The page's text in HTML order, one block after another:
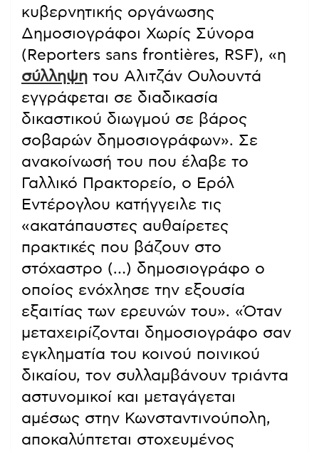
κυβερνητικής οργάνωσης
Δημοσιογράφοι Χωρίς Σύνορα
(Reporters sans frontières, RSF), «η
σύλληψη του Αλιτζάν Ουλουντά
εγγράφεται σε διαδικασία
δικαστικού διωγμού σε βάρος
σοβαρών δημοσιογράφων». Σε
ανακοίνωσή του που έλαβε το
Γαλλικό Πρακτορείο, ο Ερόλ
Εντέρογλου κατήγγειλε τις
«ακατάπαυστες αυθαίρετες
πρακτικές που βάζουν στο
στόχαστρο (…) δημοσιογράφο ο
οποίος ενόχλησε την εξουσία
εξαιτίας των ερευνών του». «Όταν
μεταχειρίζονται δημοσιογράφο σαν
εγκληματία του κοινού ποινικού
δικαίου, τον συλλαμβάνουν τριάντα
αστυνομικοί και μεταγάγεται
αμέσως στην Κωνσταντινούπολη,
αποκαλύπτεται στοχευμένος